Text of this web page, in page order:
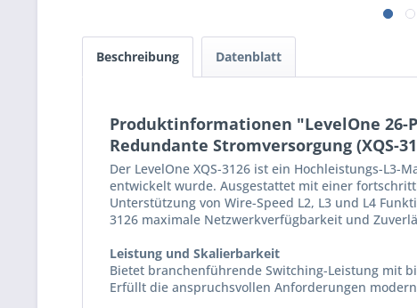
Beschreibung Datenblatt
Produktinformationen "LevelOne 26-
Redundante Stromversorgung (XQS-
Der LevelOne XQS-3126 ist ein Hochleistungs-
entwickelt wurde. Ausgestattet mit einer
Unterstützung von Wire-Speed L2, L3 und L4
3126 maximale Netzwerkverfügbarkeit und
Leistung und Skalierbarkeit
Bietet branchenführende Switching-Leistung mit
Erfüllt die anspruchsvollen Anforderungen